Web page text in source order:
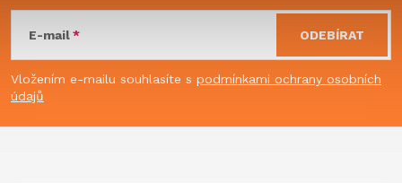
p
a
E-mail
Vložením e-mailu souhlasíte s podmínkami ochrany osobních
údajů
ODEBÍRAT